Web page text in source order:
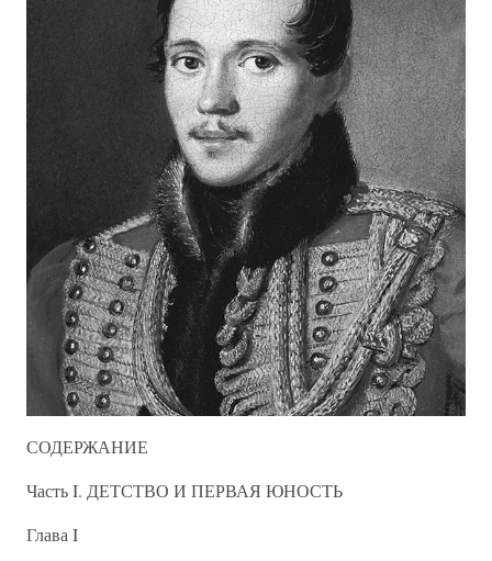
СОДЕРЖАНИЕ
Часть I. ДЕТСТВО И ПЕРВАЯ ЮНОСТЬ
Глава I